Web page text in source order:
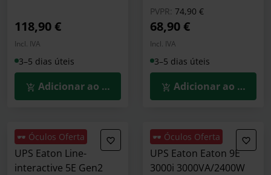
118,90 €
Incl. IVA
3–5 dias úteis
Adicionar ao Carrinho
PVPR: Preço reduzido de
74,90 €para
68,90 €
Incl. IVA
3–5 dias úteis
Adicionar ao
🕶️ Óculos Oferta
UPS Eaton Line-
interactive 5E Gen2
🕶️ Óculos Oferta
UPS Eaton Eaton 9E
3000i 3000VA/2400W